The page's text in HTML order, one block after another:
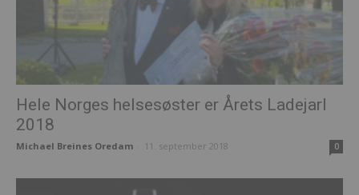
Hele Norges helsesøster er Årets Ladejarl
2018
Michael Breines Oredam 11. september 2018 0